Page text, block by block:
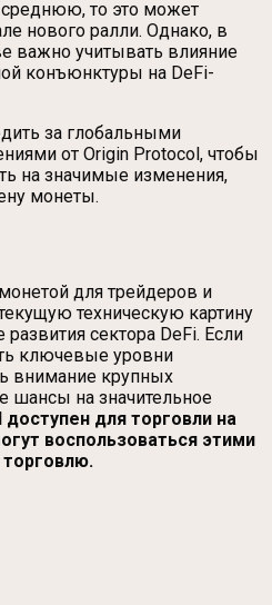
то это может
нового ралли. Однако, в
важно учитывать влияние
конъюнктуры на DeFi-
за глобальными
от Origin Protocol, чтобы
на значимые изменения,
монеты.
для трейдеров и
техническую картину
сектора DeFi. Если
ключевые уровни
внимание крупных
шансы на значительное
доступен для торговли на
воспользоваться этими